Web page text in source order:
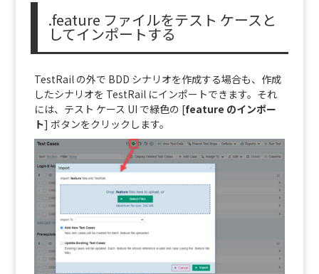
.feature ファイルをテスト ケースと
してインポートする
TestRail の外で BDD シナリオを作成する場合も、作成
したシナリオを TestRail にインポートできます。それ
には、テスト ケース UI で緑色の [feature のインポー
ト] ボタンをクリックします。